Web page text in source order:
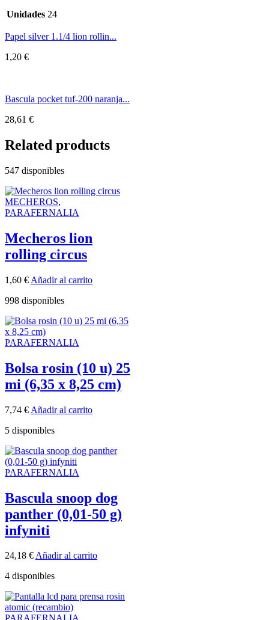
Unidades 24
Papel silver 1.1/4 lion rollin...
1,20 €
Bascula pocket tuf-200 naranja...
28,61 €
Related products
547 disponibles
MECHEROS,
PARAFERNALIA
Mecheros lion
rolling circus
1,60 € Añadir al carrito
998 disponibles
PARAFERNALIA
Bolsa rosin (10 u) 25
mi (6,35 x 8,25 cm)
7,74 € Añadir al carrito
5 disponibles
PARAFERNALIA
Bascula snoop dog
panther (0,01-50 g)
infyniti
24,18 €Añadir al carrito
4 disponibles